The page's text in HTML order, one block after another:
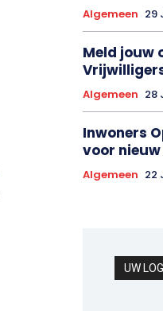
Algemeen 29
Meld jouw
Algemeen 28
Inwoners
voor
Algemeen 22
UW